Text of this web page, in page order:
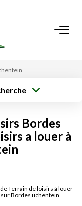
Budget max
Bordes
a louer à
Terrain de loisirs à louer
Bordes uchentein